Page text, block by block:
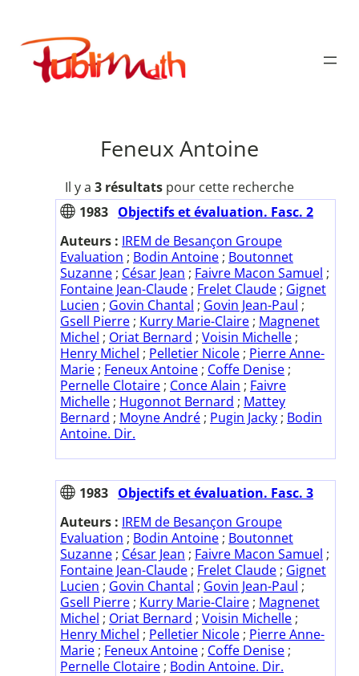
contenu
Publimath
Feneux Antoine
Il y a 3 résultats pour cette recherche
1983 Objectifs et évaluation. Fasc. 2
Auteurs : IREM de Besançon Groupe
Evaluation ; Bodin Antoine ; Boutonnet
Suzanne ; César Jean ; Faivre Macon Samuel ;
Fontaine Jean-Claude ; Frelet Claude ; Gignet
Lucien ; Govin Chantal ; Govin Jean-Paul ;
Gsell Pierre ; Kurry Marie-Claire ; Magnenet
Michel ; Oriat Bernard ; Voisin Michelle ;
Henry Michel ; Pelletier Nicole ; Pierre Anne-
Marie ; Feneux Antoine ; Coffe Denise ;
Pernelle Clotaire ; Conce Alain ; Faivre
Michelle ; Hugonnot Bernard ; Mattey
Bernard ; Moyne André ; Pugin Jacky ; Bodin
Antoine. Dir.
1983 Objectifs et évaluation. Fasc. 3
Auteurs : IREM de Besançon Groupe
Evaluation ; Bodin Antoine ; Boutonnet
Suzanne ; César Jean ; Faivre Macon Samuel ;
Fontaine Jean-Claude ; Frelet Claude ; Gignet
Lucien ; Govin Chantal ; Govin Jean-Paul ;
Gsell Pierre ; Kurry Marie-Claire ; Magnenet
Michel ; Oriat Bernard ; Voisin Michelle ;
Henry Michel ; Pelletier Nicole ; Pierre Anne-
Marie ; Feneux Antoine ; Coffe Denise ;
Pernelle Clotaire ; Bodin Antoine. Dir.